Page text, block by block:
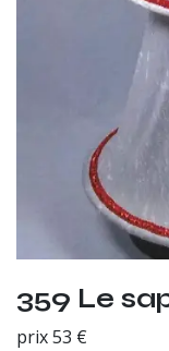
359 Le
prix 53 €